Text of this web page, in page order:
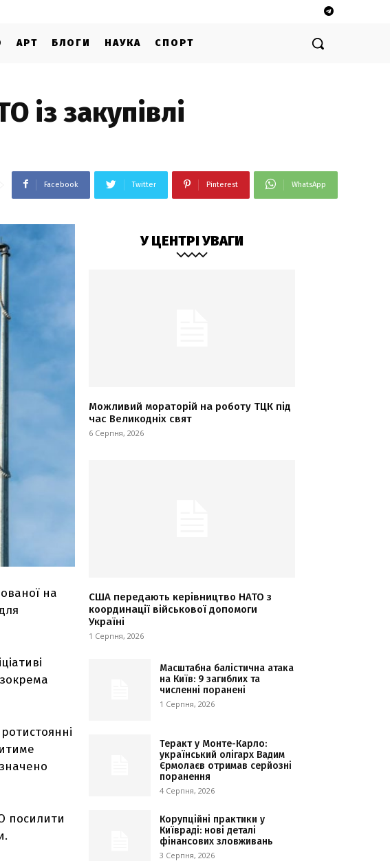
АРТ БЛОГИ НАУКА СПОРТ
із закупівлі
Facebook Twitter Pinterest WhatsApp
на
посилити
У ЦЕНТРІ УВАГИ
Можливий мораторій на роботу ТЦК під
час Великодніх свят
6 Серпня, 2026
США передають керівництво НАТО з
координації військової допомоги
Україні
1 Серпня, 2026
Масштабна балістична атака
на Київ: 9 загиблих та
численні поранені
1 Серпня, 2026
Теракт у Монте-Карло:
український олігарх Вадим
Єрмолаєв отримав серйозні
поранення
4 Серпня, 2026
Корупційні практики у
Київраді: нові деталі
фінансових зловживань
3 Серпня, 2026